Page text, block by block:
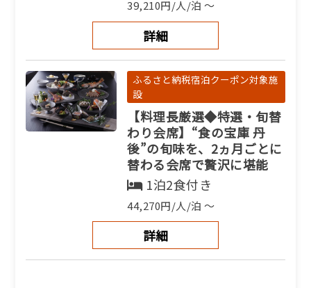
39,210円/人/泊 ～
詳細
ふるさと納税宿泊クーポン対象施
設
【料理長厳選◆特選・旬替
わり会席】“食の宝庫 丹
後”の旬味を、2ヵ月ごとに
替わる会席で贅沢に堪能
1泊2食付き
44,270円/人/泊 ～
詳細